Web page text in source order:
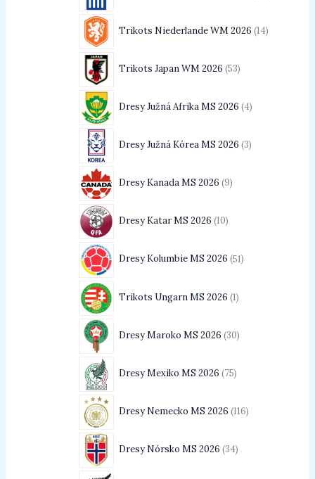
Trikots Niederlande WM 2026 14
Trikots Japan WM 2026 53
Dresy Južná Afrika MS 2026 4
Dresy Južná Kórea MS 2026 3
Dresy Kanada MS 2026 9
Dresy Katar MS 2026 10
Dresy Kolumbie MS 2026 51
Trikots Ungarn MS 2026 1
Dresy Maroko MS 2026 30
Dresy Mexiko MS 2026 75
Dresy Nemecko MS 2026 116
Dresy Nórsko MS 2026 34